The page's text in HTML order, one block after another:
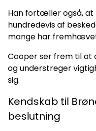
Han fortæller også,
hundredevis af
mange har
Cooper ser frem til at
og understreger
sig.
Kendskab til
beslutning